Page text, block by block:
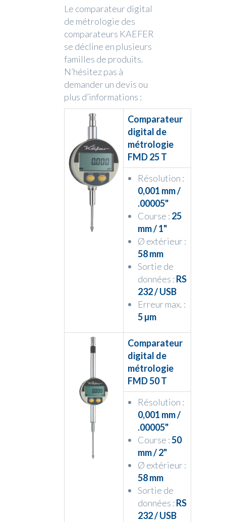
Le comparateur digital
de métrologie des
comparateurs KAEFER
se décline en plusieurs
familles de produits.
N’hésitez pas à
demander un devis ou
plus d’informations :
Comparateur
digital de
métrologie
FMD 25 T
Résolution :
0,001 mm /
.00005"
Course : 25
mm / 1"
Ø extérieur :
58 mm
Sortie de
données : RS
232 / USB
Erreur max. :
5 µm
Comparateur
digital de
métrologie
FMD 50 T
Résolution :
0,001 mm /
.00005"
Course :50
mm / 2"
Ø extérieur :
58 mm
Sortie de
données : RS
232 / USB